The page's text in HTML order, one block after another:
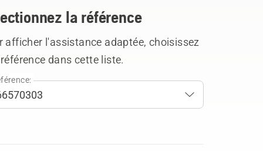
la référence
afficher l'assistance adaptée, choisissez
dans cette liste.